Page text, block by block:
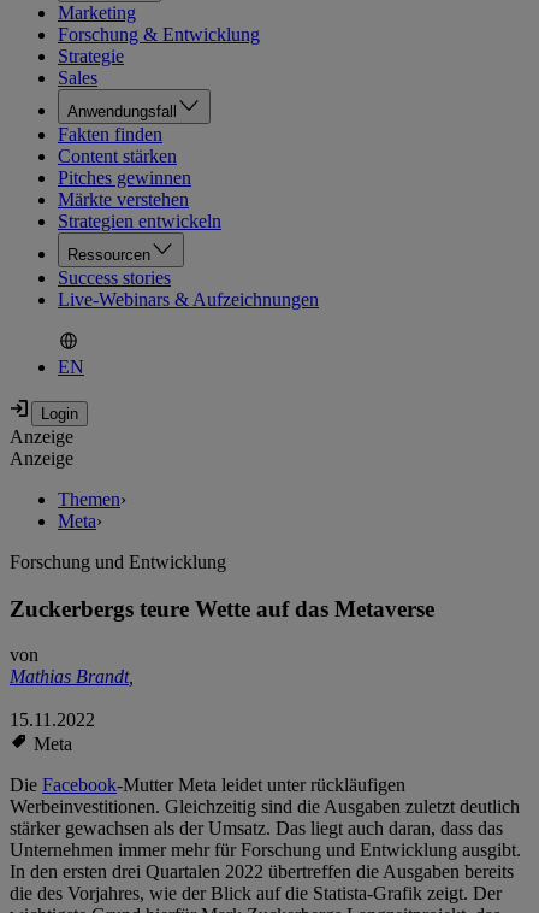
Marketing
Forschung & Entwicklung
Strategie
Sales
Anwendungsfall
Fakten finden
Content stärken
Pitches gewinnen
Märkte verstehen
Strategien entwickeln
Ressourcen
Success stories
Live-Webinars & Aufzeichnungen
EN
Anzeige
Anzeige
Themen›
Meta›
Forschung und Entwicklung
Zuckerbergs teure Wette auf das Metaverse
von
Mathias Brandt,
15.11.2022
Meta
Die Facebook-Mutter Meta leidet unter rückläufigen
Werbeinvestitionen. Gleichzeitig sind die Ausgaben zuletzt deutlich
stärker gewachsen als der Umsatz. Das liegt auch daran, dass das
Unternehmen immer mehr für Forschung und Entwicklung ausgibt.
In den ersten drei Quartalen 2022 übertreffen die Ausgaben bereits
die des Vorjahres, wie der Blick auf die Statista-Grafik zeigt. Der